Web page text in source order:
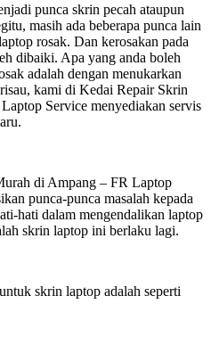
punca skrin pecah ataupun
masih ada beberapa punca lain
rosak. Dan kerosakan pada
dibaiki. Apa yang anda boleh
adalah dengan menukarkan
kami di Kedai Repair Skrin
Service menyediakan servis
di Ampang – FR Laptop
punca-punca masalah kepada
hati dalam mengendalikan laptop
skrin laptop ini berlaku lagi.
skrin laptop adalah seperti